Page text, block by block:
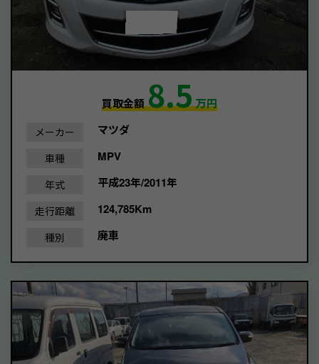
買取金額8.5万円
メーカー マツダ
車種 MPV
年式 平成23年/2011年
走行距離 124,785Km
種別 廃車